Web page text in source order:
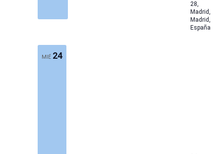
28,
Madrid,
Madrid,
España
MIÉ 24